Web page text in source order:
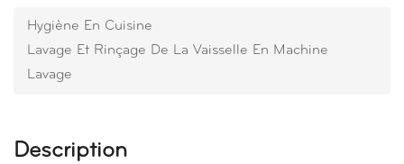
Hygiène En Cuisine
Lavage Et Rinçage De La Vaisselle En Machine
Lavage
Description